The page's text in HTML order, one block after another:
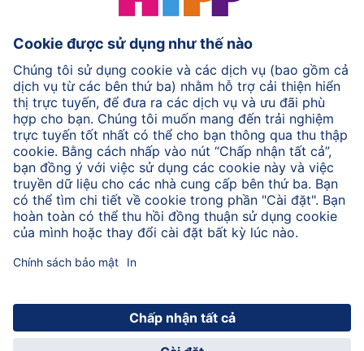
Chính sách bảo mật & Điều khoản sử dụng
Quy định chung
Thêm thông tin về HiPP
Về HiPP
Liên hệ
Truyền dữ liệu an toàn thông qua mã hóa